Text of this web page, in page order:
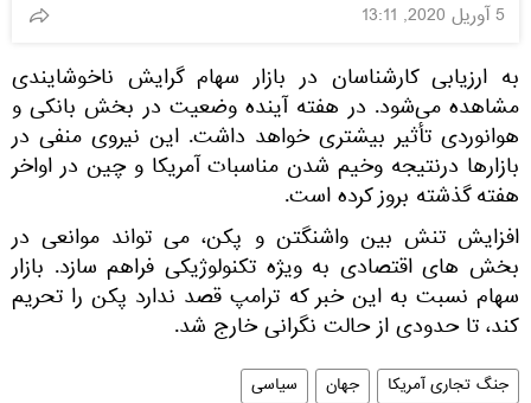
5 آوریل 2020, 13:11
به ارزیابی کارشناسان در بازار سهام گرایش ناخوشایندی
مشاهده می‌شود. در هفته آینده وضعیت در بخش بانکی و
هوانوردی تأثیر بیشتری خواهد داشت. این نیروی منفی در
بازارها درنتیجه وخیم شدن مناسبات آمریکا و چین در اواخر
هفته گذشته بروز کرده است.
افزایش تنش بین واشنگتن و پکن، می تواند موانعی در
بخش های اقتصادی به ویژه تکنولوژیکی فراهم سازد. بازار
سهام نسبت به این خبر که ترامپ قصد ندارد پکن را تحریم
کند، تا حدودی از حالت نگرانی خارج شد.
جنگ تجاری آمریکا جهان سیاسی